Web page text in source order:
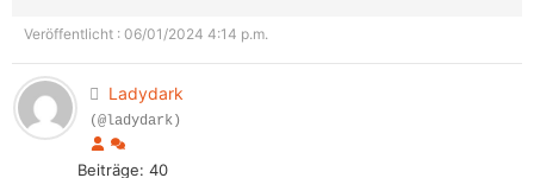
Veröffentlicht : 06/01/2024 4:14 p.m.
Ladydark
(@ladydark)
Beiträge: 40